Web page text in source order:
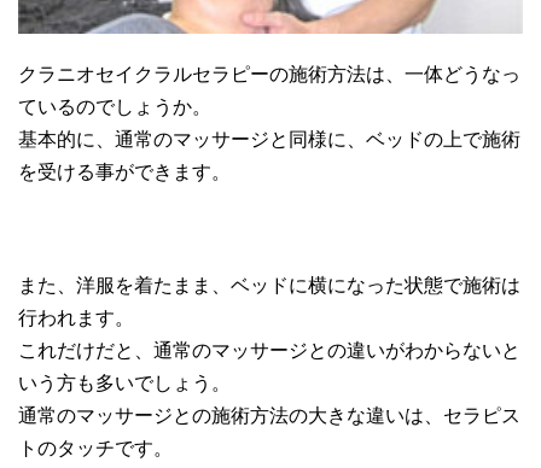
クラニオセイクラルセラピーの施術方法は、一体どうなっ
ているのでしょうか。
基本的に、通常のマッサージと同様に、ベッドの上で施術
を受ける事ができます。
また、洋服を着たまま、ベッドに横になった状態で施術は
行われます。
これだけだと、通常のマッサージとの違いがわからないと
いう方も多いでしょう。
通常のマッサージとの施術方法の大きな違いは、セラピス
トのタッチです。